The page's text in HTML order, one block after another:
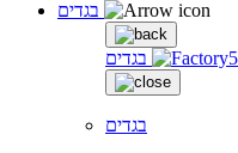
בגדים
בגדים